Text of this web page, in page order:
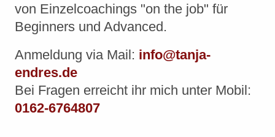
von Einzelcoachings "on the job" für
Beginners und Advanced.
Anmeldung via Mail: info@tanja-
endres.de
Bei Fragen erreicht ihr mich unter Mobil:
0162-6764807